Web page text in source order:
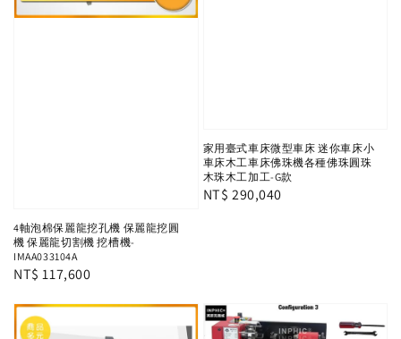
4軸泡棉保麗龍挖孔機 保麗龍挖圓
機 保麗龍切割機 挖槽機-
IMAA033104A
Regular
NT$ 117,600
家用臺式車床微型車床 迷你車床小
車床木工車床佛珠機各種佛珠圓珠
木珠木工加工-G款
Regular
NT$ 290,040